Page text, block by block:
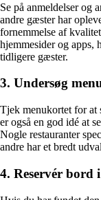
Se på anmeldelser og
andre gæster har
fornemmelse af
hjemmesider og apps,
tidligere gæster.
3. Undersøg
Tjek menukortet for at
er også en god idé at
Nogle restauranter
andre har et bredt
4. Reservér bord